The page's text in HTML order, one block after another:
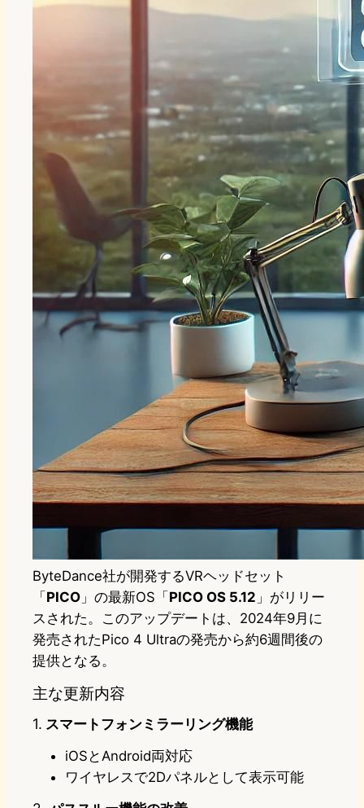
ByteDance社が開発するVRヘッドセット
「 PICO 」の最新OS「 PICO OS 5.12 」がリリー
スされた。このアップデートは、2024年9月に
発売されたPico 4 Ultraの発売から約6週間後の
提供となる。
主な更新内容
1. スマートフォンミラーリング機能
iOSとAndroid両対応
ワイヤレスで2Dパネルとして表示可能